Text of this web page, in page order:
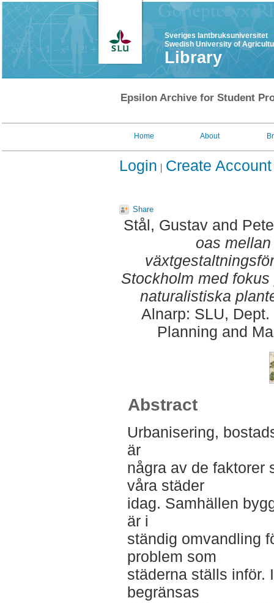
Sveriges lantbruksuniversitet
Swedish University of
Library
Epsilon Archive for Student
Home About
Login Create Account
Share
Stål, Gustavand
oas
Stockholm med
naturalistiska
Alnarp: SLU,
Planning and
Abstract
Urbanisering,
är
några av de faktorer
våra städer
idag. Samhällen
är i
ständig omvandling
problem som
städerna ställs inför.
begränsas